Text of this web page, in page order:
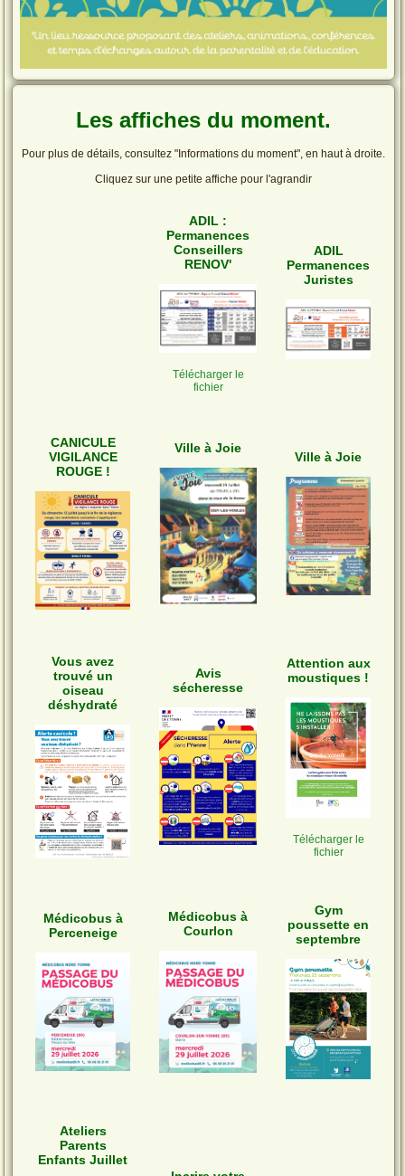
Les affiches du moment.
Pour plus de détails, consultez "Informations du moment", en haut à droite.
Cliquez sur une petite affiche pour l'agrandir
ADIL :
Permanences
Conseillers
RENOV'
Télécharger le
fichier
ADIL
Permanences
Juristes
CANICULE
VIGILANCE
ROUGE !
Ville à Joie
Ville à Joie
Vous avez
trouvé un
oiseau
déshydraté
Avis
sécheresse
Attention aux
moustiques !
Télécharger le
fichier
Médicobus à
Perceneige
Médicobus à
Courlon
Gym
poussette en
septembre
Ateliers
Parents
Enfants Juillet